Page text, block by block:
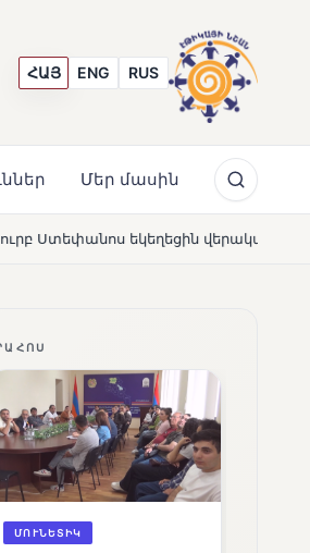
ՀԱՅ ENG RUS
Մեր մասին
վերակառուցվել է Կարապետյան
ՄՈՒՆԵՏԻԿ